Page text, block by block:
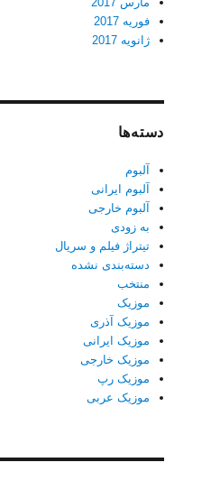
فوریه 2017
ژانویه 2017
دسته‌ها
آلبوم
آلبوم ایرانی
آلبوم خارجی
به زودی
تیتراژ فیلم و سریال
دسته‌بندی نشده
منتخب
موزیک
موزیک آذری
موزیک ایرانی
موزیک خارجی
موزیک رپ
موزیک عربی